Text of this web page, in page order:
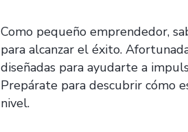
Como pequeño emprendedor,
para alcanzar el éxito.
diseñadas para ayudarte a
Prepárate para descubrir cómo
nivel.